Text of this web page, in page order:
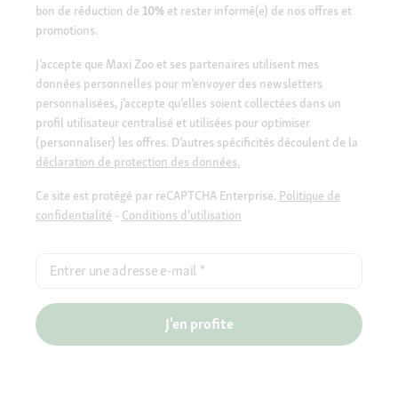
bon de réduction de 10% et rester informé(e) de nos offres et
promotions.
J’accepte que Maxi Zoo et ses partenaires utilisent mes
données personnelles pour m’envoyer des newsletters
personnalisées, j’accepte qu’elles soient collectées dans un
profil utilisateur centralisé et utilisées pour optimiser
(personnaliser) les offres. D’autres spécificités découlent de la
déclaration de protection des données.
Ce site est protégé par reCAPTCHA Enterprise. Politique de
confidentialité - Conditions d'utilisation
Entrer une adresse e-mail *
J'en profite